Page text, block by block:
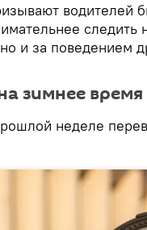
водителей
следить
и за поведением
зимнее время
неделе